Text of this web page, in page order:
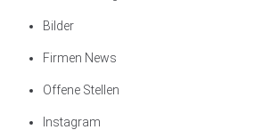
Bilder
Firmen News
Offene Stellen
Instagram